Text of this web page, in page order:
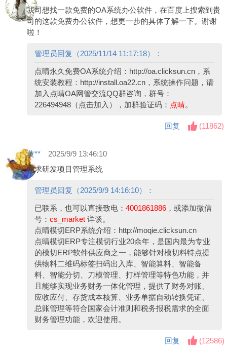
我司想找一款免费的OA系统办公软件，在百度上搜索到贵
司的这款免费办公软件，想更一步的具体了解一下。谢谢
啦！
管理员回复（2025/11/14 11:17:18）：
点晴永久免费OA系统介绍： http://oa.clicksun.cn ，系
统安装教程： http://install.oa22.cn ，系统操作问题，请
加入点晴OA网管交流QQ群咨询，群号：
226494948（点击加入）
，加群验证码： 点晴。
回复 (11862)
黄**
2025/9/9 13:46:10
需求研发项目管理系统
管理员回复（2025/9/9 14:16:10）：
已联系，也可以直接致电：4001861886 ，或添加微信
号：cs_market 详谈。
点晴模切ERP系统介绍： http://moqie.clicksun.cn
点晴模切ERP专注模切行业20余年，是国内最为专业
的模切ERP软件供应商之一，能够针对模切料特点提
供物料二维码标签扫码出入库、智能算料、智能备
料、智能分切、刀模管理、打样管理等特色功能，并
且能够实现业务财务一体化管理，提供了财务对账、
应收应付、存货成本核算、业务单据自动转换凭证、
总账管理等符合国家会计准则和税务报税需求的全面
财务管理功能，欢迎使用。
回复 (12586)